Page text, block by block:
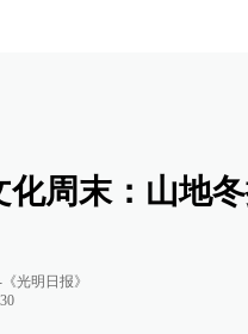
化周末：山地
光明日报》